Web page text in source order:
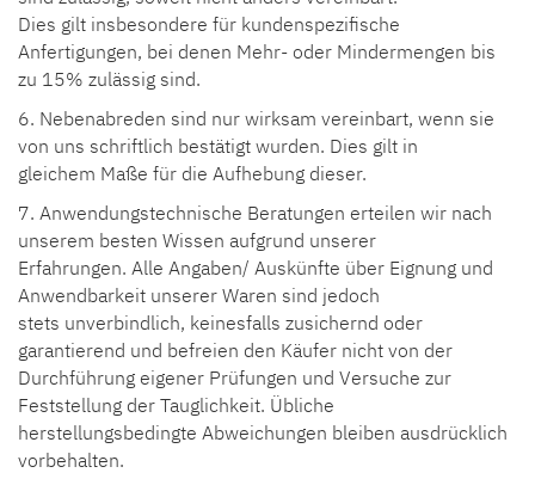
Dies gilt insbesondere für kundenspezifische
Anfertigungen, bei denen Mehr- oder Mindermengen bis
zu 15% zulässig sind.
6. Nebenabreden sind nur wirksam vereinbart, wenn sie
von uns schriftlich bestätigt wurden. Dies gilt in
gleichem Maße für die Aufhebung dieser.
7. Anwendungstechnische Beratungen erteilen wir nach
unserem besten Wissen aufgrund unserer
Erfahrungen. Alle Angaben/ Auskünfte über Eignung und
Anwendbarkeit unserer Waren sind jedoch
stets unverbindlich, keinesfalls zusichernd oder
garantierend und befreien den Käufer nicht von der
Durchführung eigener Prüfungen und Versuche zur
Feststellung der Tauglichkeit. Übliche
herstellungsbedingte Abweichungen bleiben ausdrücklich
vorbehalten.